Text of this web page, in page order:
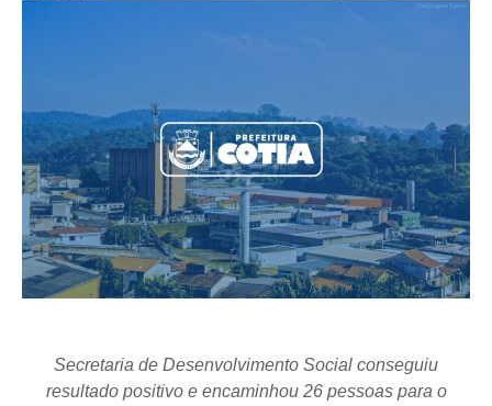
Secretaria de Desenvolvimento Social conseguiu
resultado positivo e encaminhou 26 pessoas para o